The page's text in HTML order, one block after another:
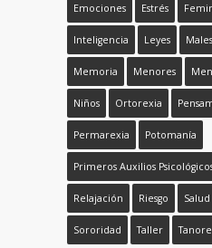
Emociones Estrés
Inteligencia Leyes
Memoria Menores
Niños Ortorexia
Permarexia Potomanía
Primeros Auxilios
Relajación Riesgo
Sororidad Taller